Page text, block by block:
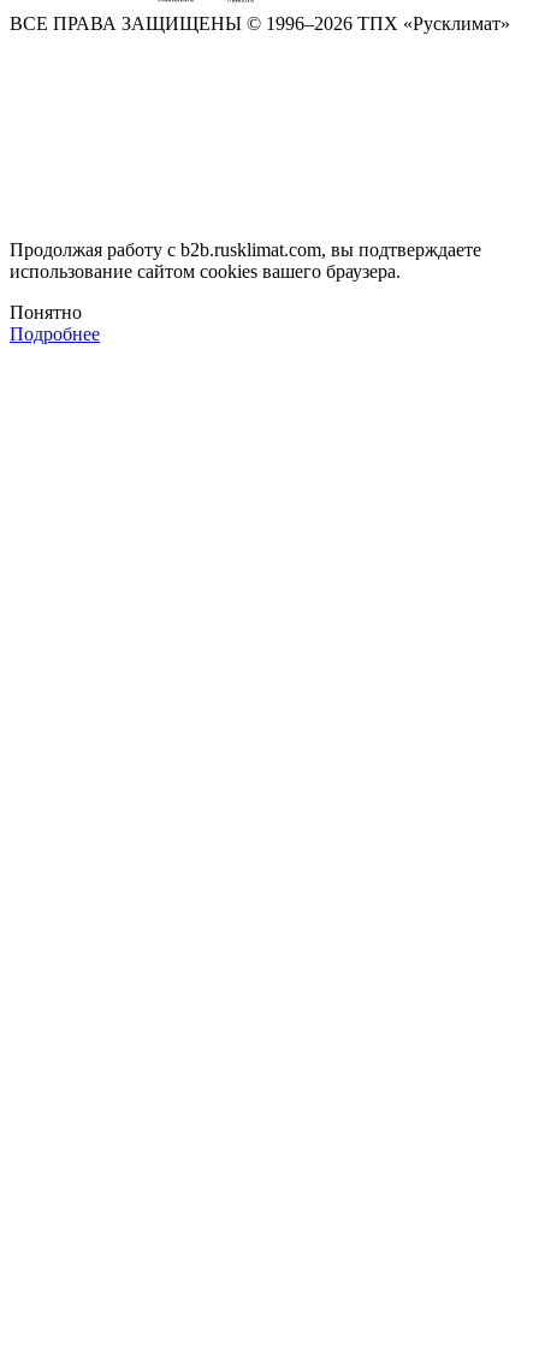
ВСЕ ПРАВА ЗАЩИЩЕНЫ © 1996–2026 ТПХ «Русклимат»
Продолжая работу с b2b.rusklimat.com, вы подтверждаете
использование сайтом cookies вашего браузера.
Понятно
Подробнее